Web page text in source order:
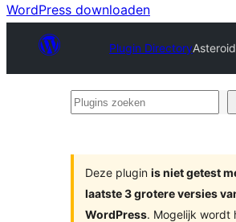
WordPress downloaden
Plugin Directory
Plugins
Deze plugin is niet getest
laatste 3 grotere versies
WordPress. Mogelijk wordt